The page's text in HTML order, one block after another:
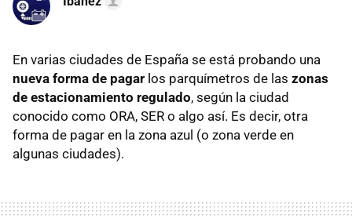
En varias ciudades de España se está probando una
nueva forma de pagar los parquímetros de las zonas
de estacionamiento regulado, según la ciudad
conocido como ORA, SER o algo así. Es decir, otra
forma de pagar en la zona azul (o zona verde en
algunas ciudades).